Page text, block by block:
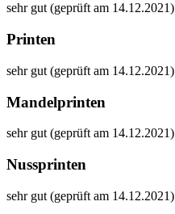
sehr gut (geprüft am 14.12.2021)
Printen
sehr gut (geprüft am 14.12.2021)
Mandelprinten
sehr gut (geprüft am 14.12.2021)
Nussprinten
sehr gut (geprüft am 14.12.2021)